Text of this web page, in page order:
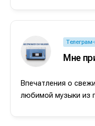
Мне
Впечатления о
любимой музыки из